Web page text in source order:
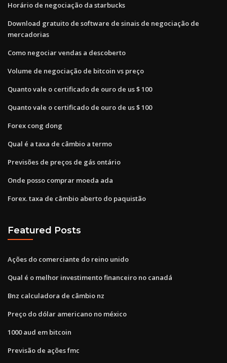
Horário de negociação da starbucks
Download gratuito de software de sinais de negociação de
mercadorias
Como negociar vendas a descoberto
Volume de negociação de bitcoin vs preço
Quanto vale o certificado de ouro de us $ 100
Quanto vale o certificado de ouro de us $ 100
Forex cong dong
Qual é a taxa de câmbio a termo
Previsões de preços de gás ontário
Onde posso comprar moeda ada
Forex. taxa de câmbio aberto do paquistão
Featured Posts
Ações do comerciante do reino unido
Qual é o melhor investimento financeiro no canadá
Bnz calculadora de câmbio nz
Preço do dólar americano no méxico
1000 aud em bitcoin
Previsão de ações fmc